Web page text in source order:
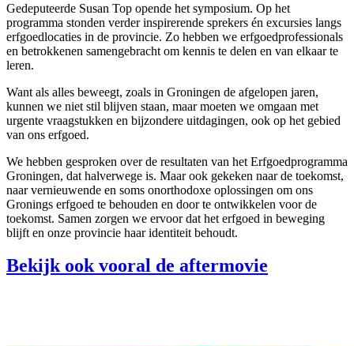
Gedeputeerde Susan Top opende het symposium. Op het
programma stonden verder inspirerende sprekers én excursies langs
erfgoedlocaties in de provincie. Zo hebben we erfgoedprofessionals
en betrokkenen samengebracht om kennis te delen en van elkaar te
leren.
Want als alles beweegt, zoals in Groningen de afgelopen jaren,
kunnen we niet stil blijven staan, maar moeten we omgaan met
urgente vraagstukken en bijzondere uitdagingen, ook op het gebied
van ons erfgoed.
We hebben gesproken over de resultaten van het Erfgoedprogramma
Groningen, dat halverwege is. Maar ook gekeken naar de toekomst,
naar vernieuwende en soms onorthodoxe oplossingen om ons
Gronings erfgoed te behouden en door te ontwikkelen voor de
toekomst. Samen zorgen we ervoor dat het erfgoed in beweging
blijft en onze provincie haar identiteit behoudt.
Bekijk ook vooral de aftermovie